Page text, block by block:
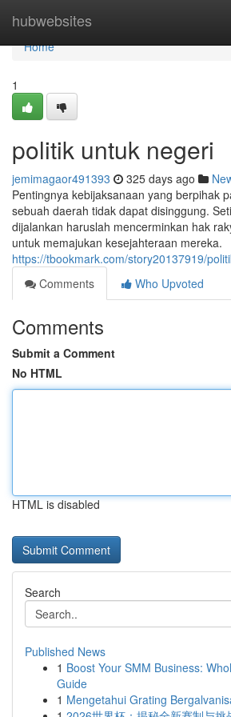
hubwebsites
Home
Home
1
politik untuk negeri
jemimagaor491393 325 days ago
Pentingnya kebijaksanaan yang berpihak
sebuah daerah tidak dapat disinggung.
dijalankan haruslah mencerminkan hak
untuk memajukan kesejahteraan mereka.
https://tbookmark.com/story20137919/
Comments
Who Upvoted
Comments
Submit a Comment
No HTML
HTML is disabled
Search
Published News
1 Boost Your SMM Business:
Guide
1 Mengetahui Grating